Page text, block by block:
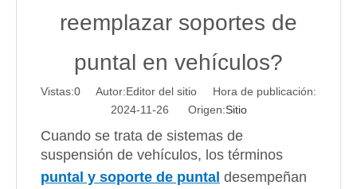
reemplazar soportes de
puntal en vehículos?
Vistas:0 Autor:Editor del sitio Hora de publicación:
2024-11-26 Origen:Sitio
Cuando se trata de sistemas de
suspensión de vehículos, los términos
puntal y soporte de puntal desempeñan